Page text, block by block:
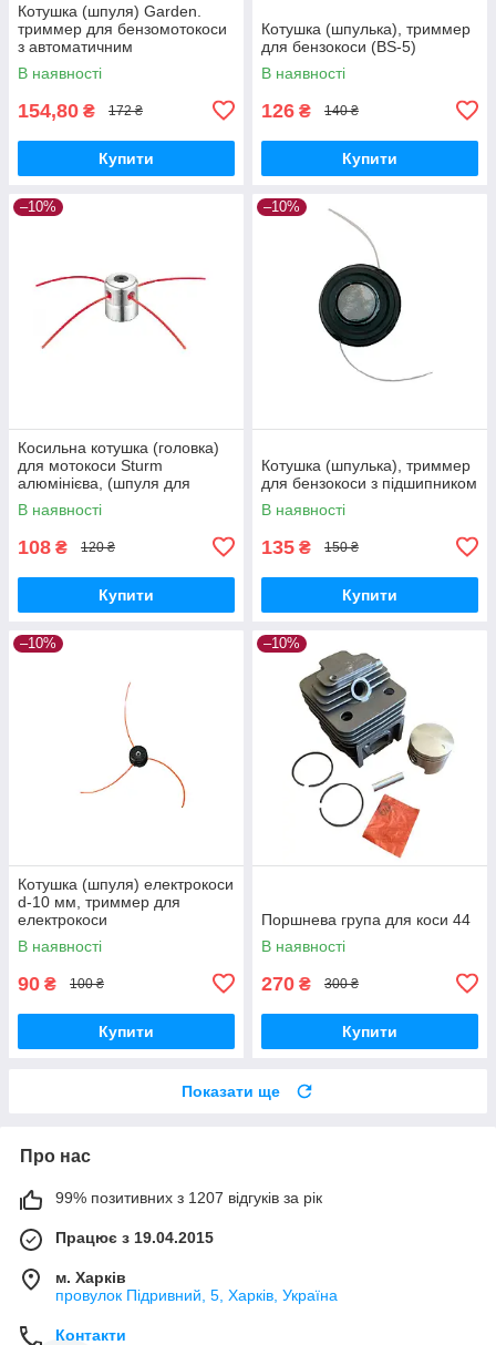
Котушка (шпуля) Garden.
триммер для бензомотокоси
з автоматичним
намотуванням з пластиковою
кнопкою
В наявності
154,80 ₴ 172 ₴
Купити
Котушка (шпулька), триммер
для бензокоси (BS-5)
В наявності
126 ₴ 140 ₴
Купити
–10%
Косильна котушка (головка)
для мотокоси Sturm
алюмінієва, (шпуля для
бензокоси)
В наявності
108 ₴ 120 ₴
Купити
–10%
Котушка (шпулька), триммер
для бензокоси з підшипником
В наявності
135 ₴ 150 ₴
Купити
–10%
Котушка (шпуля) електрокоси
d-10 мм, триммер для
електрокоси
В наявності
90 ₴ 100 ₴
Купити
–10%
Поршнева група для коси 44
В наявності
270 ₴ 300 ₴
Купити
Показати ще
Про нас
99% позитивних з 1207 відгуків за рік
Працює з 19.04.2015
м. Харків
провулок Підривний, 5, Харків, Україна
Контакти